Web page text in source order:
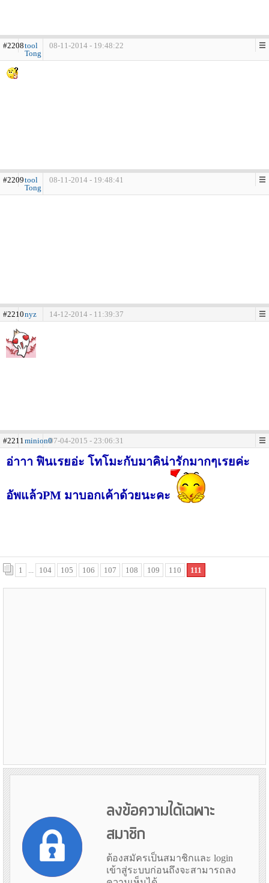
#2208tool
Tong
08-11-2014 - 19:48:22
#2209tool
Tong
08-11-2014 - 19:48:41
#2210nyz 14-12-2014 - 11:39:37
#2211minion007-04-2015 - 23:06:31
อ่าาา ฟินเรยอ่ะ โทโมะกับมาคิน่ารักมากๆเรยค่ะ
อัพแล้วPM มาบอกเค้าด้วยนะคะ
1 ... 104 105 106 107 108 109 110 111
ลงข้อความได้เฉพาะ
สมาชิก
ต้องสมัครเป็นสมาชิกและ login
เข้าสู่ระบบก่อนถึงจะสามารถลง